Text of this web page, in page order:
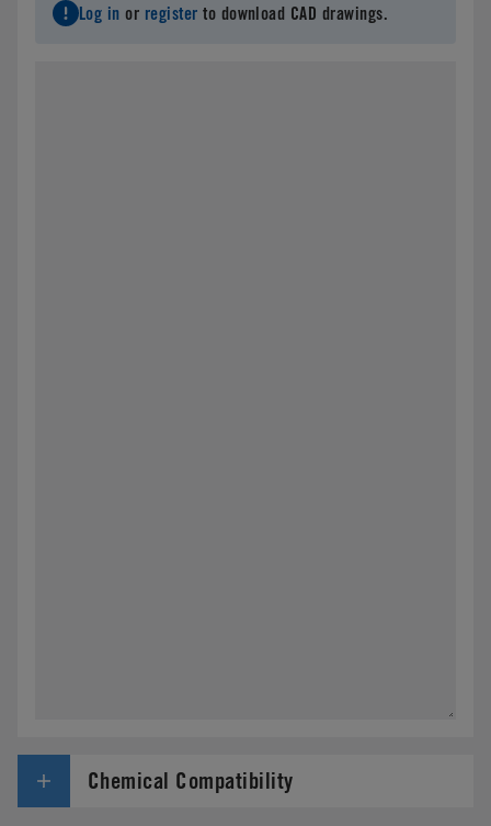
Log in or register to download CAD drawings.
Chemical Compatibility